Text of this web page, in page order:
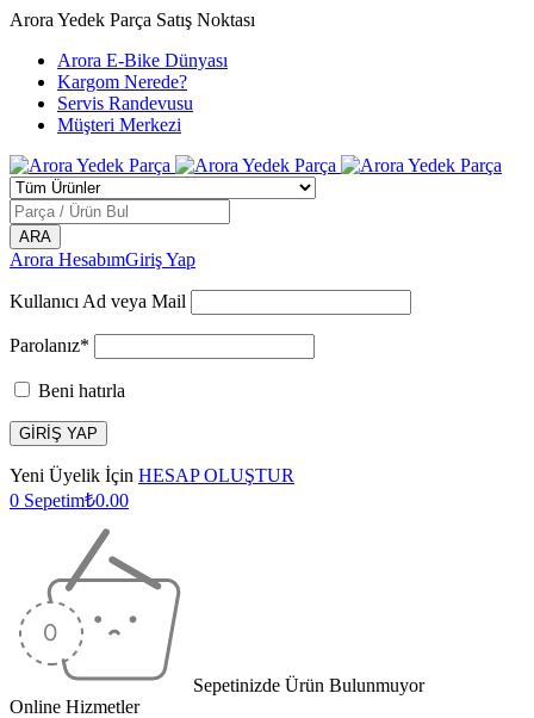
Arora Yedek Parça Satış Noktası
Arora E-Bike Dünyası
Kargom Nerede?
Servis Randevusu
Müşteri Merkezi
Arora HesabımGiriş Yap
Kullanıcı Ad veya Mail
Parolanız*
Beni hatırla
Yeni Üyelik İçin HESAP OLUŞTUR
0 Sepetim₺0.00
Sepetinizde Ürün Bulunmuyor
Online Hizmetler